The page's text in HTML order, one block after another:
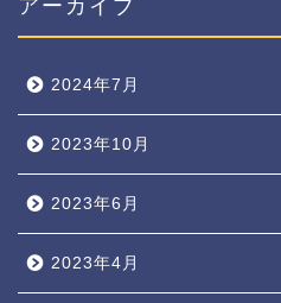
2024年7月
2023年10月
2023年6月
2023年4月